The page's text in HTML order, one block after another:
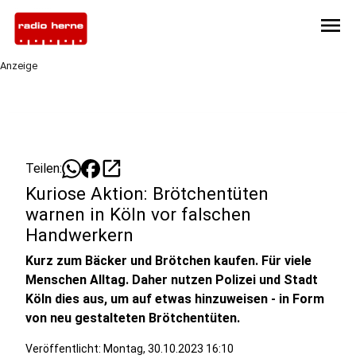
menu
Anzeige
Teilen: open_in_new
Kuriose Aktion: Brötchentüten
warnen in Köln vor falschen
Handwerkern
Kurz zum Bäcker und Brötchen kaufen. Für viele
Menschen Alltag. Daher nutzen Polizei und Stadt
Köln dies aus, um auf etwas hinzuweisen - in Form
von neu gestalteten Brötchentüten.
Veröffentlicht: Montag, 30.10.2023 16:10